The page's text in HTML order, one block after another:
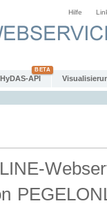
Hilfe
HyDAS-API